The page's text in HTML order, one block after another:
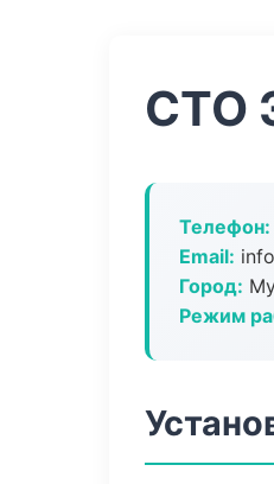
СТО
Телефон:
Email:
Город:
Режим